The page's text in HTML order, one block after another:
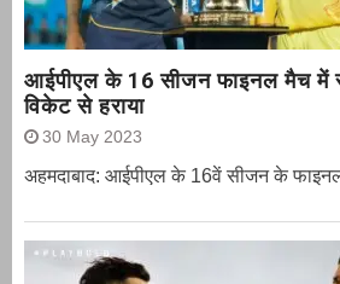
आईपीएल के 16 सीजन फाइनल मैच में
विकेट से हराया
30 May 2023
अहमदाबाद: आईपीएल के 16वें सीजन के